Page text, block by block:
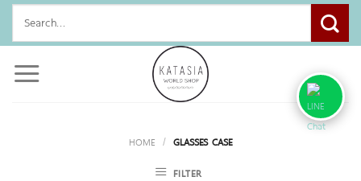
Skip
content
HOME / GLASSES CASE
FILTER